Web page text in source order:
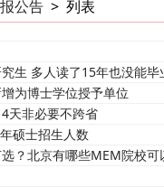
公告 > 列表
生 多人读了15年也没能毕
为博士学位授予单位
天非必要不跨省
硕士招生人数
？北京有哪些MEM院校可